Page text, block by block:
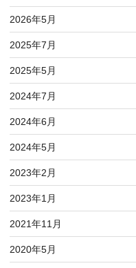
2026年5月
2025年7月
2025年5月
2024年7月
2024年6月
2024年5月
2023年2月
2023年1月
2021年11月
2020年5月